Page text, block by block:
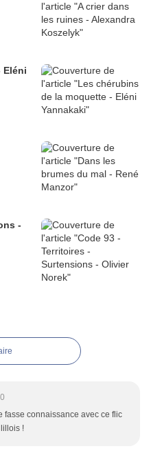
Eléni
-
fasse connaissance avec ce flic
!